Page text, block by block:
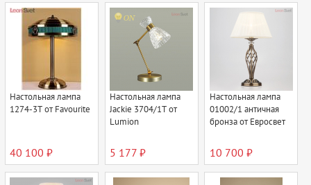
Настольная лампа
1274-3T от Favourite
40 100 ₽
Настольная лампа
Jackie 3704/1T от
Lumion
5 177 ₽
Настольная лампа
01002/1 античная
бронза от Евросвет
10 700 ₽